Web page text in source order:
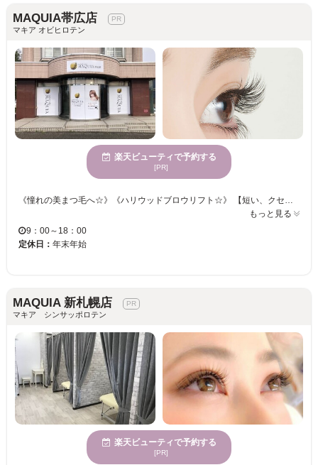
MAQUIA帯広店
マキア オビヒロテン
楽天ビューティで予約する
[PR]
《憧れの美まつ毛へ☆》《ハリウッドブロウリフト☆》 【短い、クセがある、下向きなど、ボリュームがない・・・様々なまつ毛のお悩みをお聞かせください！！】 瞳の魅力をもっと引き出すお手伝いをしてくれる！まつ毛を労りながら施術いたします！ まつエクはもちろん、まつ毛パーマやハリウッドブロウリフトなど種類豊富にメニューをご用意♪ アナタのなりたい目元をお聞かせください！当サロンのアイリストが叶えます☆彡
もっと見る
9：00～18：00
定休日： 年末年始
MAQUIA 新札幌店
マキア シンサッポロテン
楽天ビューティで予約する
[PR]